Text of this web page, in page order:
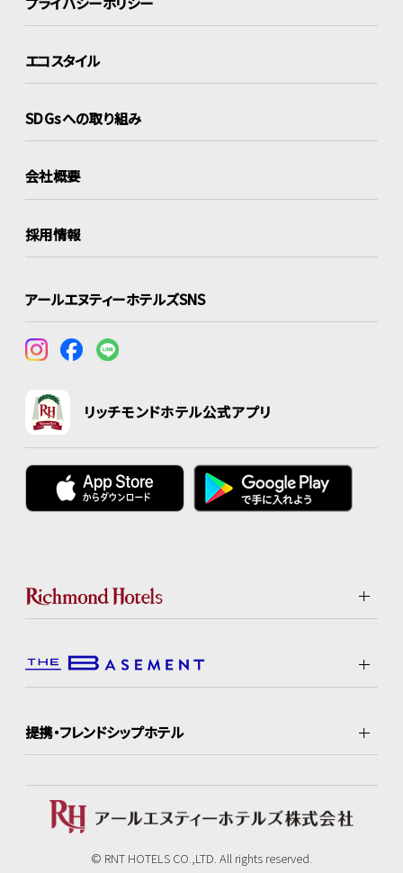
エコスタイル
SDGsへの取り組み
会社概要
採用情報
アールエヌティーホテルズSNS
リッチモンドホテル公式アプリ
提携・フレンドシップホテル
© RNT HOTELS CO.,LTD. All rights reserved.